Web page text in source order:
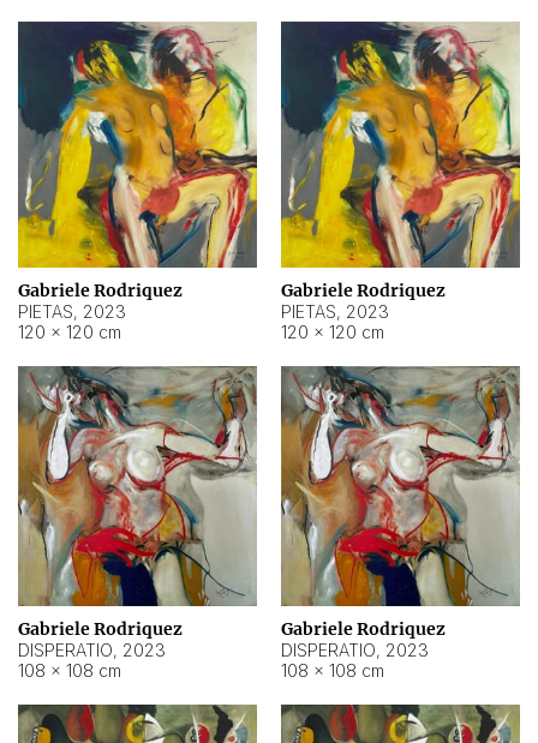
Gabriele Rodriquez
PIETAS, 2023
120 × 120 cm
Gabriele Rodriquez
PIETAS, 2023
120 × 120 cm
Gabriele Rodriquez
DISPERATIO, 2023
108 × 108 cm
Gabriele Rodriquez
DISPERATIO, 2023
108 × 108 cm